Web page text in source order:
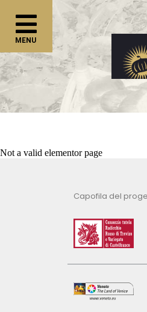
Not a valid elementor page
Capofila del